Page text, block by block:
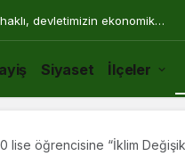
devletimizin ekonomik
Siyaset İlçeler
lise öğrencisine “İklim